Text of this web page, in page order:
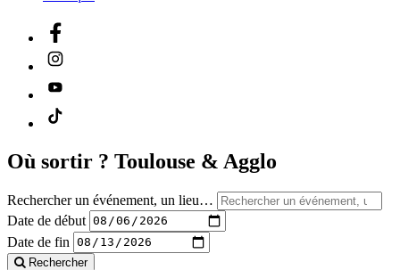
Où sortir ? Toulouse & Agglo
Rechercher un événement, un lieu…
Date de début
Date de fin
Rechercher